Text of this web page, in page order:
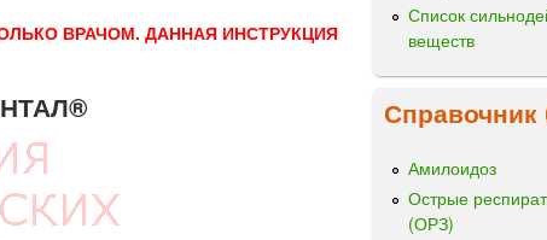
ВРАЧОМ. ДАННАЯ ИНСТРУКЦИЯ
Список
веществ
Справочник
Амилоидоз
Острые
(ОРЗ)